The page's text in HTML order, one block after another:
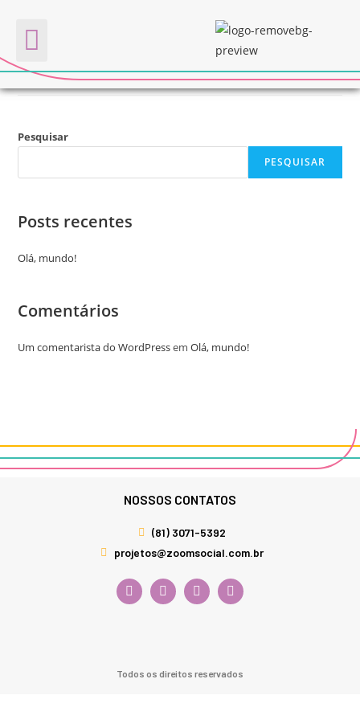
Paulo Santana
Pesquisar
PESQUISAR
Posts recentes
Olá, mundo!
Comentários
Um comentarista do WordPressemOlá, mundo!
NOSSOS CONTATOS
(81) 3071-5392
projetos@zoomsocial.com.br
Todos os direitos reservados